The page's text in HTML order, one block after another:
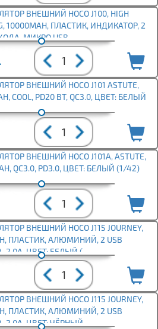
ВНЕШНИЙ HOCO J100, HIGH
10000MAH, ПЛАСТИК, ИНДИКАТОР, 2
МИКРО USB,
ВНЕШНИЙ HOCO J101 ASTUTE,
COOL, PD20 ВТ, QC3.0, ЦВЕТ: БЕЛЫЙ
ВНЕШНИЙ HOCO J101A, ASTUTE,
QC3.0, PD3.0, ЦВЕТ: БЕЛЫЙ (1/42)
ВНЕШНИЙ HOCO J115 JOURNEY,
ПЛАСТИК, АЛЮМИНИЙ, 2 USB
2.0А, ЦВЕТ: БЕЛЫЙ (
ВНЕШНИЙ HOCO J115 JOURNEY,
ПЛАСТИК, АЛЮМИНИЙ, 2 USB
2.0А, ЦВЕТ: ЧЁРНЫЙ